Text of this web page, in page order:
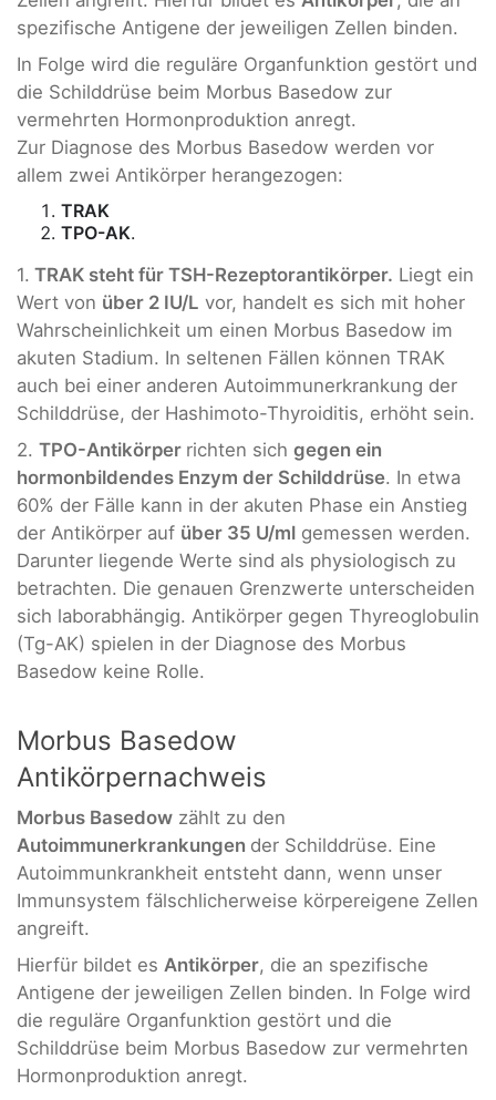
spezifische Antigene der jeweiligen Zellen binden.
In Folge wird die reguläre Organfunktion gestört und
die Schilddrüse beim Morbus Basedow zur
vermehrten Hormonproduktion anregt.
Zur Diagnose des Morbus Basedow werden vor
allem zwei Antikörper herangezogen:
TRAK
TPO-AK.
1. TRAK steht für TSH-Rezeptorantikörper. Liegt ein
Wert von über 2 IU/L vor, handelt es sich mit hoher
Wahrscheinlichkeit um einen Morbus Basedow im
akuten Stadium. In seltenen Fällen können TRAK
auch bei einer anderen Autoimmunerkrankung der
Schilddrüse, der Hashimoto-Thyroiditis, erhöht sein.
2. TPO-Antikörper richten sich gegen ein
hormonbildendes Enzym der Schilddrüse. In etwa
60% der Fälle kann in der akuten Phase ein Anstieg
der Antikörper auf über 35 U/ml gemessen werden.
Darunter liegende Werte sind als physiologisch zu
betrachten. Die genauen Grenzwerte unterscheiden
sich laborabhängig. Antikörper gegen Thyreoglobulin
(Tg-AK) spielen in der Diagnose des Morbus
Basedow keine Rolle.
Morbus Basedow
Antikörpernachweis
Morbus Basedow zählt zu den
Autoimmunerkrankungen der Schilddrüse. Eine
Autoimmunkrankheit entsteht dann, wenn unser
Immunsystem fälschlicherweise körpereigene Zellen
angreift.
Hierfür bildet es Antikörper, die an spezifische
Antigene der jeweiligen Zellen binden. In Folge wird
die reguläre Organfunktion gestört und die
Schilddrüse beim Morbus Basedow zur vermehrten
Hormonproduktion anregt.